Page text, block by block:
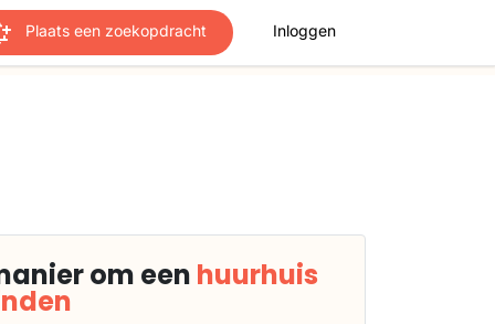
Plaats een zoekopdracht Inloggen
om een huurhuis